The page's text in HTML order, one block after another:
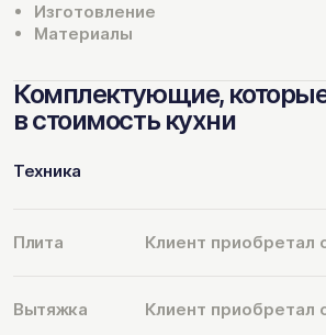
Изготовление
Материалы
Комплектующие,
в стоимость кухни
Техника
Плита Клиент приобретал
Вытяжка Клиент приобретал